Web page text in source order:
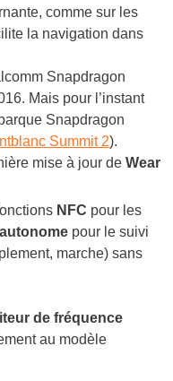
comme sur les
la navigation dans
Snapdragon
Mais pour l’instant
Snapdragon
Summit 2).
mise à jour de Wear
NFC pour les
pour le suivi
marche) sans
de fréquence
au modèle